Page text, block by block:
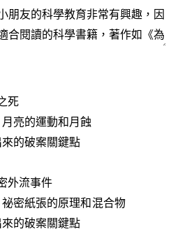
死
亮的運動和月蝕
的破案關鍵點
外流事件
密紙張的原理和混合物
的破案關鍵點